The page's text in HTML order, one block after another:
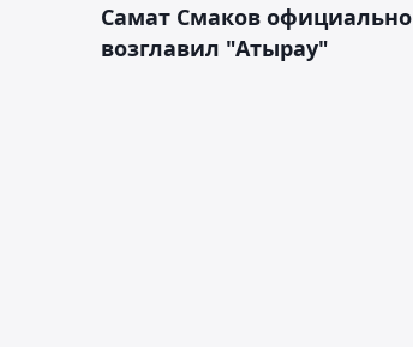
Самат Смаков официально
возглавил "Атырау"